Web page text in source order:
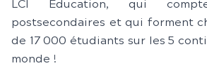
LCI Éducation, qui
postsecondaires et qui forment
de 17 000 étudiants sur les 5
monde !